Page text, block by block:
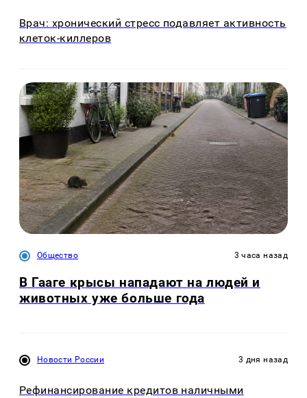
Врач: хронический стресс подавляет активность
клеток-киллеров
Общество 3 часа назад
В Гааге крысы нападают на людей и
животных уже больше года
Новости России 3 дня назад
Рефинансирование кредитов наличными